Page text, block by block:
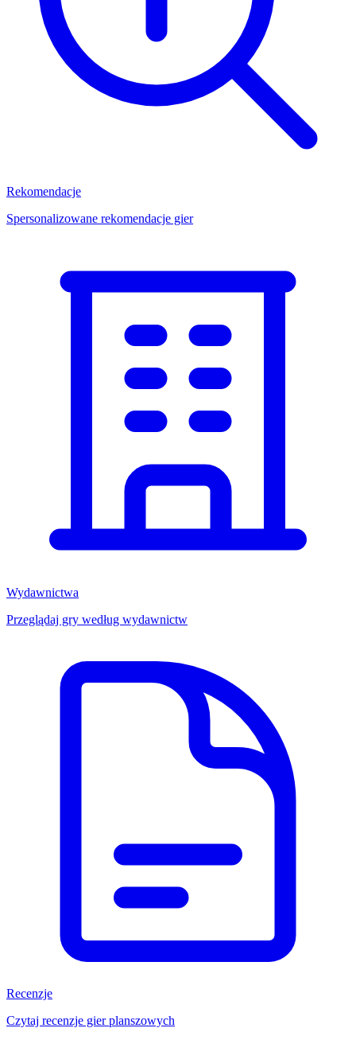
Rekomendacje
Spersonalizowane rekomendacje gier
Wydawnictwa
Przeglądaj gry według wydawnictw
Recenzje
Czytaj recenzje gier planszowych